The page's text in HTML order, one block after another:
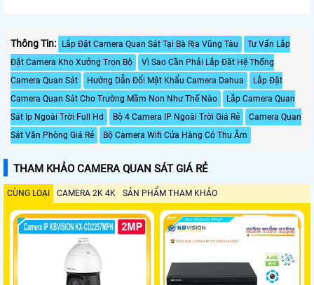
Thông Tin: Lắp Đặt Camera Quan Sát Tại Bà Rịa Vũng Tàu
Tư Vấn Lắp
Đặt Camera Kho Xưởng Trọn Bộ
Vì Sao Cần Phải Lắp Đặt Hệ Thống
Camera Quan Sát
Hướng Dẫn Đổi Mật Khẩu Camera Dahua
Lắp Đặt
Camera Quan Sát Cho Trường Mầm Non Như Thế Nào
Lắp Camera Quan
Sát Ip Ngoài Trời Full Hd
Bộ 4 Camera IP Ngoài Trời Giá Rẻ
Camera Quan
Sát Văn Phòng Giá Rẻ
Bộ Camera Wifi Cửa Hàng Có Thu Âm
THAM KHẢO CAMERA QUAN SÁT GIÁ RẺ
CÙNG LOẠI CAMERA 2K 4K SẢN PHẨM THAM KHẢO